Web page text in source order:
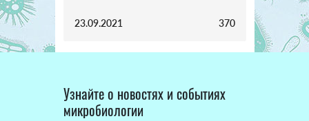
23.09.2021 370
Узнайте о новостях и событиях
микробиологии